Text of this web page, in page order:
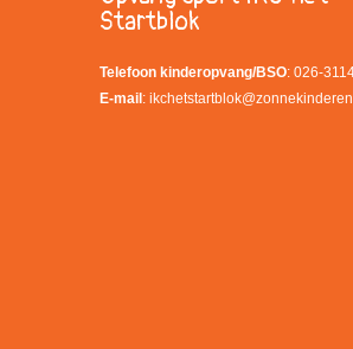
Startblok
Telefoon kinderopvang/BSO: 026-
E-mail :